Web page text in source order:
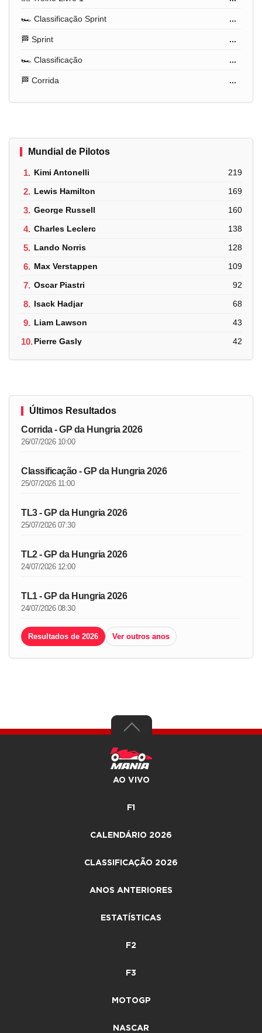
🏎️ Classificação Sprint ...
🏁 Sprint ...
🏎️ Classificação ...
🏁 Corrida ...
Mundial de Pilotos
1. Kimi Antonelli 219
2. Lewis Hamilton 169
3. George Russell 160
4. Charles Leclerc 138
5. Lando Norris 128
6. Max Verstappen 109
7. Oscar Piastri 92
8. Isack Hadjar 68
9. Liam Lawson 43
10.Pierre Gasly 42
Últimos Resultados
Corrida - GP da Hungria 2026
26/07/2026 10:00
Classificação - GP da Hungria 2026
25/07/2026 11:00
TL3 - GP da Hungria 2026
25/07/2026 07:30
TL2 - GP da Hungria 2026
24/07/2026 12:00
TL1 - GP da Hungria 2026
24/07/2026 08:30
Resultados de 2026 Ver outros anos
AO VIVO
F1
CALENDÁRIO 2026
CLASSIFICAÇÃO 2026
ANOS ANTERIORES
ESTATÍSTICAS
F2
F3
MOTOGP
NASCAR